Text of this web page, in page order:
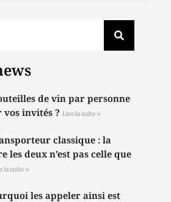
de vin par personne
invités ? Lire la suite »
classique : la
les deux n’est pas celle que
la suite »
les appeler ainsi est